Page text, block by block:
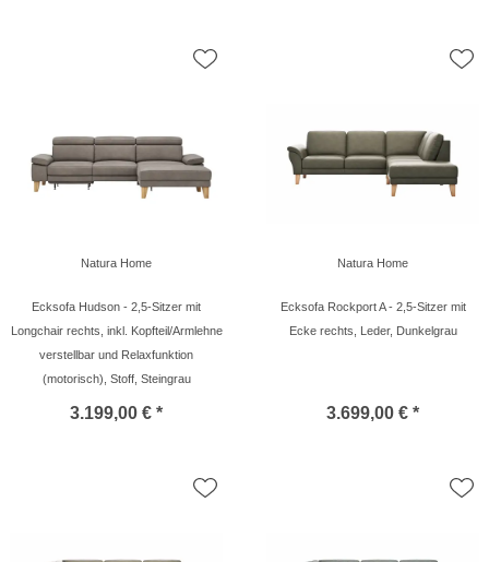
Natura Home
Ecksofa Hudson - 2,5-Sitzer mit
Longchair rechts, inkl. Kopfteil/Armlehne
verstellbar und Relaxfunktion
(motorisch), Stoff, Steingrau
3.199,00 € *
Natura Home
Ecksofa Rockport A - 2,5-Sitzer mit
Ecke rechts, Leder, Dunkelgrau
3.699,00 € *